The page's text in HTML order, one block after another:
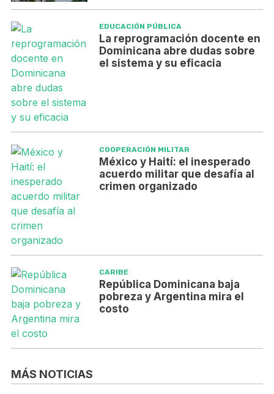
EDUCACIÓN PÚBLICA
La reprogramación docente en
Dominicana abre dudas sobre
el sistema y su eficacia
COOPERACIÓN MILITAR
México y Haití: el inesperado
acuerdo militar que desafía al
crimen organizado
CARIBE
República Dominicana baja
pobreza y Argentina mira el
costo
MÁS NOTICIAS